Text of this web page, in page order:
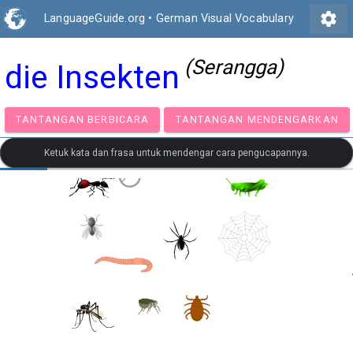
LanguageGuide.org • German Visual Vocabulary settings
die Insekten (Serangga)
TANTANGAN BERBICARA TANTANGAN
Ketuk kata dan frasa untuk mendengar cara pengucapannya.